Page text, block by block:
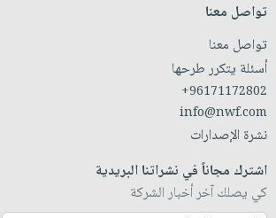
تواصل معنا
تواصل معنا
أسئلة يتكرر طرحها
+96171172802
info@nwf.com
نشرة الإصدارات
اشترك مجاناً في نشراتنا البريدية
كي يصلك آخر أخبار الشركة